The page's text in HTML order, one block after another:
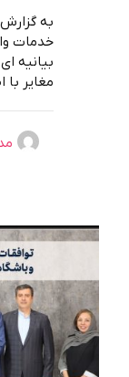
به
خدمات
بیانیه
مغاير